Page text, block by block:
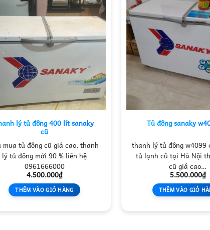
lý tủ đông 400 lít sanaky
cũ
mua tủ đông cũ giá cao, thanh
lý tủ đông mới 90 % liên hệ
0961666000
4.500.000₫
THÊM VÀO GIỎ HÀNG
Tủ đông sanaky
thanh lý tủ đông w4099
tủ lạnh cũ tại Hà Nội
cũ giá cao…
5.500.000₫
THÊM VÀO GIỎ